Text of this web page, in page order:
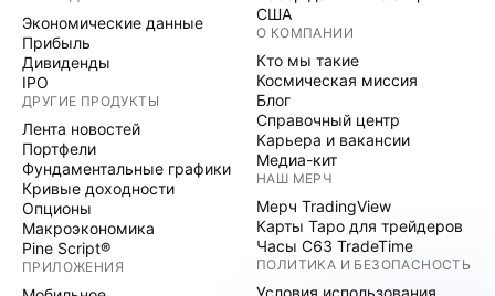
Экономические данные
Прибыль
Дивиденды
IPO
ДРУГИЕ ПРОДУКТЫ
Лента новостей
Портфели
Фундаментальные графики
Кривые доходности
Опционы
Макроэкономика
Pine Script®
ПРИЛОЖЕНИЯ
США
О КОМПАНИИ
Кто мы такие
Космическая миссия
Блог
Справочный центр
Карьера и вакансии
Медиа-кит
НАШ МЕРЧ
Мерч TradingView
Карты Таро для трейдеров
Часы C63 TradeTime
ПОЛИТИКА И БЕЗОПАСНОСТЬ
Условия использования